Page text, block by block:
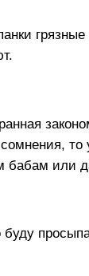
то
бабам или